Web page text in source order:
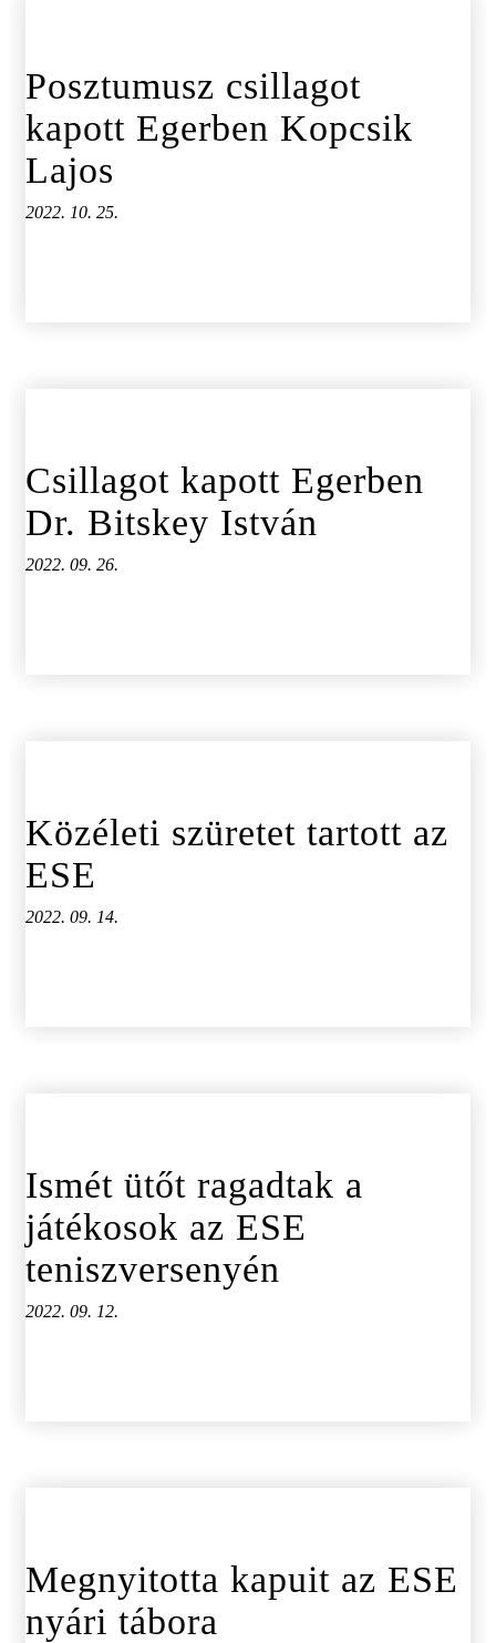
Posztumusz csillagot
kapott Egerben Kopcsik
Lajos
2022. 10. 25.
Csillagot kapott Egerben
Dr. Bitskey István
2022. 09. 26.
Közéleti szüretet tartott az
ESE
2022. 09. 14.
Ismét ütőt ragadtak a
játékosok az ESE
teniszversenyén
2022. 09. 12.
Megnyitotta kapuit az ESE
nyári tábora